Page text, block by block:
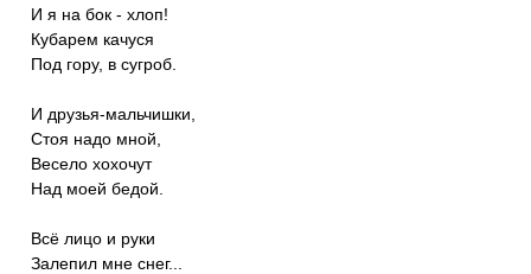
И я на бок - хлоп!
Кубарем качуся
Под гору, в сугроб.
И друзья-мальчишки,
Стоя надо мной,
Весело хохочут
Над моей бедой.
Всё лицо и руки
Залепил мне снег...